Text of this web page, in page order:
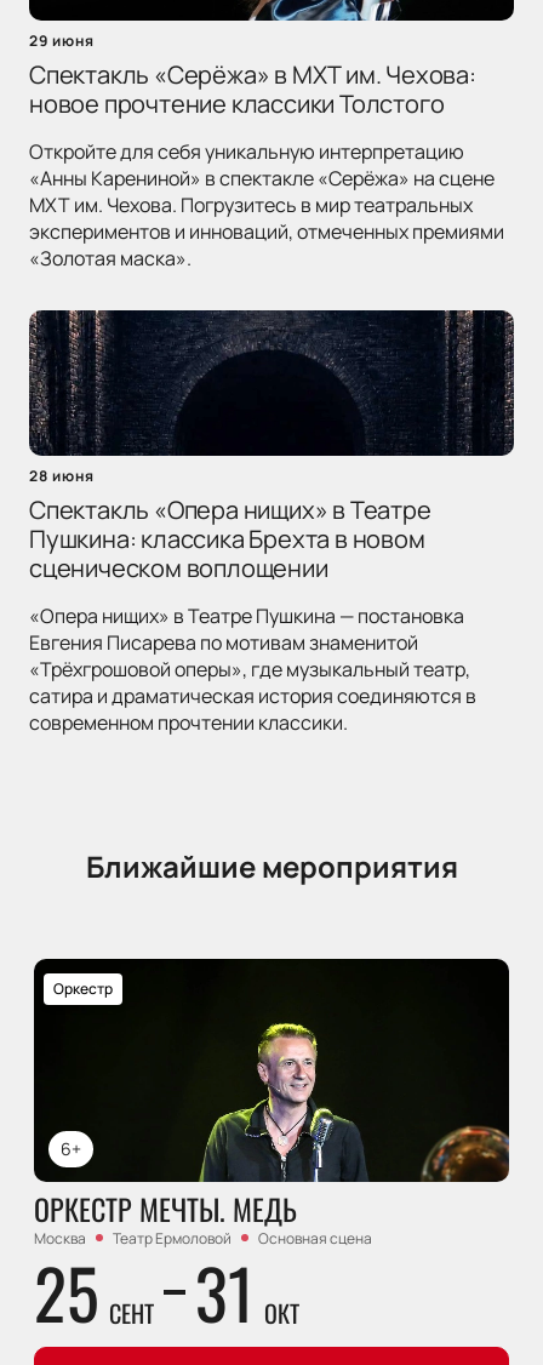
29 июня
Спектакль «Серёжа» в МХТ им. Чехова:
новое прочтение классики Толстого
Откройте для себя уникальную интерпретацию
«Анны Карениной» в спектакле «Серёжа» на сцене
МХТ им. Чехова. Погрузитесь в мир театральных
экспериментов и инноваций, отмеченных премиями
«Золотая маска».
28 июня
Спектакль «Опера нищих» в Театре
Пушкина: классика Брехта в новом
сценическом воплощении
«Опера нищих» в Театре Пушкина — постановка
Евгения Писарева по мотивам знаменитой
«Трёхгрошовой оперы», где музыкальный театр,
сатира и драматическая история соединяются в
современном прочтении классики.
Ближайшие мероприятия
6+
Оркестр
ОРКЕСТР МЕЧТЫ. МЕДЬ
Москва Театр Ермоловой Основная сцена
25 СЕНТ 31 ОКТ